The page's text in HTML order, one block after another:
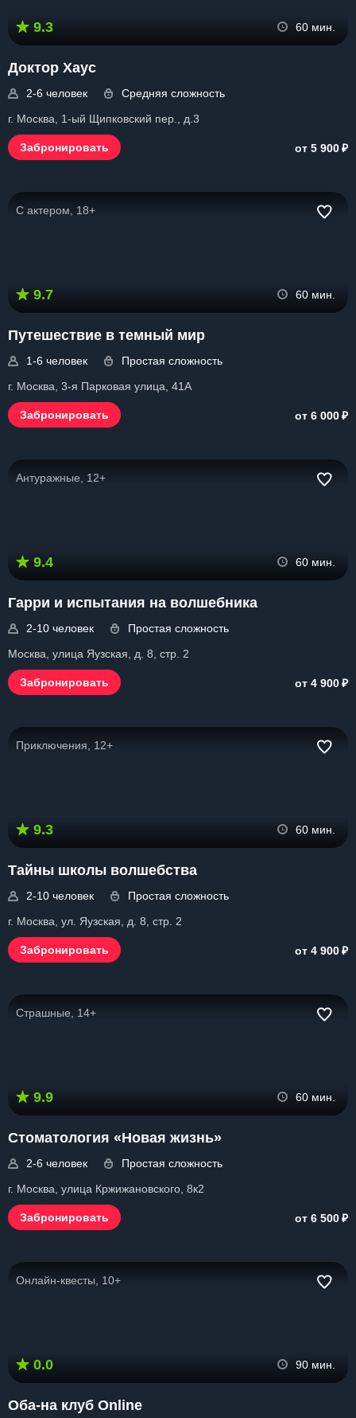
9.3 60 мин.
Доктор Хаус
2-6 человек
Средняя сложность
г. Москва, 1-ый Щипковский пер., д.3
Забронировать от 5 900₽
С актером, 18+
9.7 60 мин.
Путешествие в темный мир
1-6 человек
Простая сложность
г. Москва, 3-я Парковая улица, 41А
Забронировать от 6 000₽
Антуражные, 12+
9.4 60 мин.
Гарри и испытания на волшебника
2-10 человек
Простая сложность
Москва, улица Яузская, д. 8, стр. 2
Забронировать от 4 900₽
Приключения, 12+
9.3 60 мин.
Тайны школы волшебства
2-10 человек
Простая сложность
г. Москва, ул. Яузская, д. 8, стр. 2
Забронировать от 4 900₽
Страшные, 14+
9.9 60 мин.
Стоматология «Новая жизнь»
2-6 человек
Простая сложность
г. Москва, улица Кржижановского, 8к2
Забронировать от 6 500₽
Онлайн-квесты, 10+
0.0 90 мин.
Оба-на клуб Online